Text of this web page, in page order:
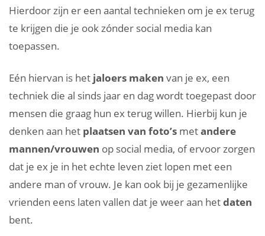
Hierdoor zijn er een aantal technieken om je ex terug
te krijgen die je ook zónder social media kan
toepassen.
Eén hiervan is het jaloers maken van je ex, een
techniek die al sinds jaar en dag wordt toegepast door
mensen die graag hun ex terug willen. Hierbij kun je
denken aan het plaatsen van foto’s metandere
mannen/vrouwen op social media, of ervoor zorgen
dat je ex je in het echte leven ziet lopen met een
andere man of vrouw. Je kan ook bij je gezamenlijke
vrienden eens laten vallen dat je weer aan hetdaten
bent.